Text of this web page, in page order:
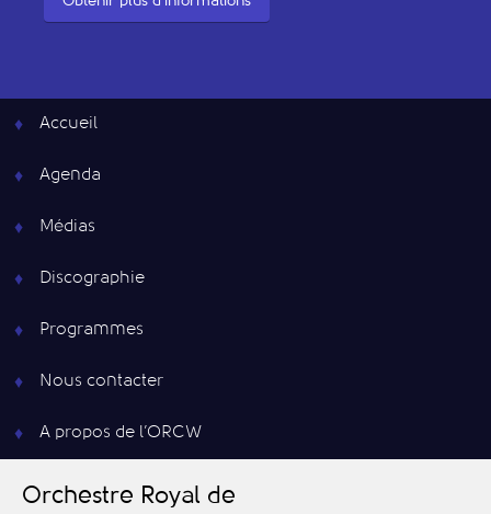
Accueil
Agenda
Médias
Discographie
Programmes
Nous contacter
A propos de l’ORCW
Orchestre Royal de